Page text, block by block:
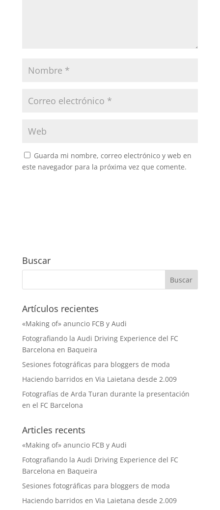
Guarda mi nombre, correo electrónico y web en
este navegador para la próxima vez que comente.
Buscar
Artículos recientes
«Making of» anuncio FCB y Audi
Fotografiando la Audi Driving Experience del FC
Barcelona en Baqueira
Sesiones fotográficas para bloggers de moda
Haciendo barridos en Via Laietana desde 2.009
Fotografías de Arda Turan durante la presentación
en el FC Barcelona
Articles recents
«Making of» anuncio FCB y Audi
Fotografiando la Audi Driving Experience del FC
Barcelona en Baqueira
Sesiones fotográficas para bloggers de moda
Haciendo barridos en Via Laietana desde 2.009